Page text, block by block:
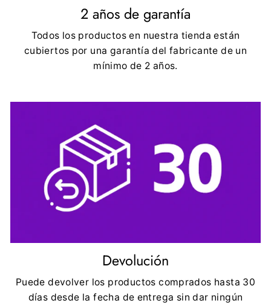
2 años de garantía
Todos los productos en nuestra tienda están
cubiertos por una garantía del fabricante de un
mínimo de 2 años.
Devolución
Puede devolver los productos comprados hasta 30
días desde la fecha de entrega sin dar ningún